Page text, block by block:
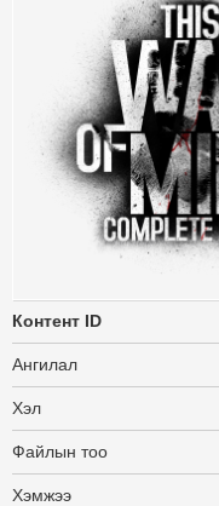
Контент ID
Ангилал
Хэл
Файлын тоо
Хэмжээ